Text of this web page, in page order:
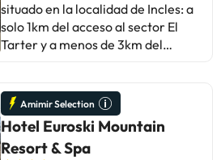
situado en la localidad de Incles: a
solo 1km del acceso al sector El
Tarter y a menos de 3km del
Además, el hotel ofrece un servicio
de transfer gratuito hasta el
acceso al Tarter. ¿Te mueves en
transporte público? Apenas a 10m
Amimir Selection
Hotel Euroski Mountain
Resort & Spa